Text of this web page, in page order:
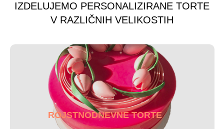
IZDELUJEMO PERSONALIZIRANE TORTE
V RAZLIČNIH VELIKOSTIH
ROJSTNODNEVNE TORTE